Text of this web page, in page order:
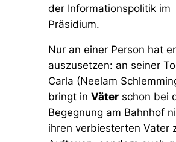
der Informationspolitik im
Präsidium.
Nur an einer Person hat
auszusetzen: an seiner
Carla (Neelam
bringt in Väterschon bei
Begegnung am Bahnhof
ihren verbiesterten Vater